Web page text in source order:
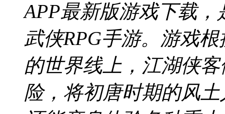
APP最新版游戏下载
武侠RPG手游。游戏
的世界线上，江湖侠
险，将初唐时期的风